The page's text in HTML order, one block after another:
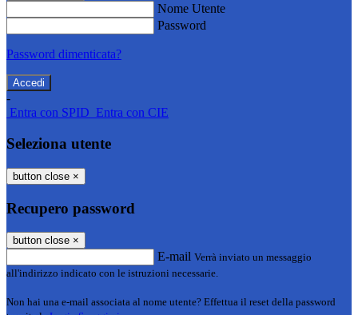
Nome Utente
Password
Password dimenticata?
-
Entra con SPID Entra con CIE
Seleziona utente
button close ×
Recupero password
button close ×
E-mail Verrà inviato un messaggio
all'indirizzo indicato con le istruzioni necessarie.
Non hai una e-mail associata al nome utente? Effettua il reset della password